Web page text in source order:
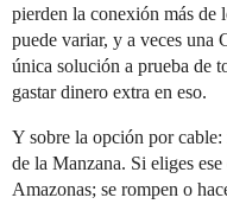
pierden la conexión más de
puede variar, y a veces una
única solución a prueba de
gastar dinero extra en eso.
Y sobre la opción por cable:
de la Manzana. Si eliges
Amazonas; se rompen o